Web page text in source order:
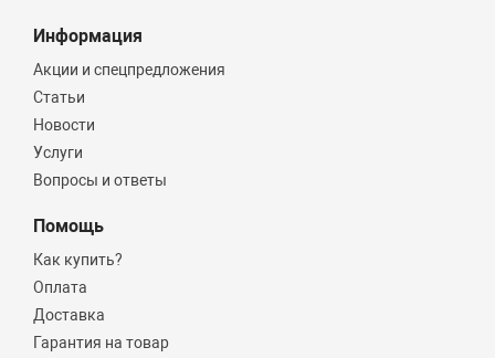
Информация
Акции и спецпредложения
Статьи
Новости
Услуги
Вопросы и ответы
Помощь
Как купить?
Оплата
Доставка
Гарантия на товар